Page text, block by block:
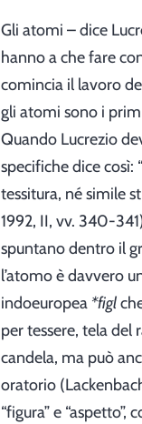
Gli atomi – dice
hanno a che fare
comincia il lavoro
gli atomi sono i
Quando Lucrezio
specifiche dice
tessitura, né simile
1992, II, vv. 340-
spuntano dentro il
l’atomo è davvero
indoeuropea *figl
per tessere, tela del
candela, ma può
oratorio
“figura” e